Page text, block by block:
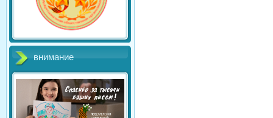
внимание